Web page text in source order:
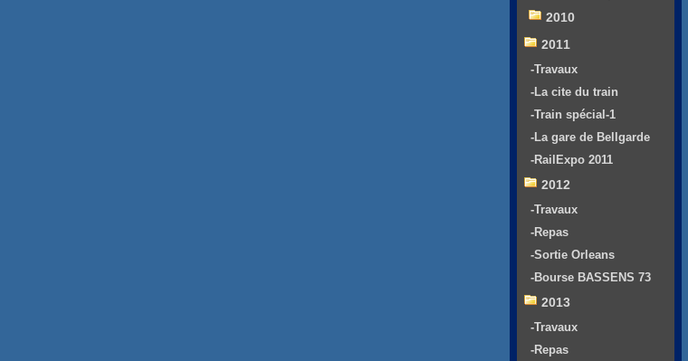
2010
2011
-Travaux
-La cite du train
-Train spécial-1
-La gare de Bellgarde
-RailExpo 2011
2012
-Travaux
-Repas
-Sortie Orleans
-Bourse BASSENS 73
2013
-Travaux
-Repas